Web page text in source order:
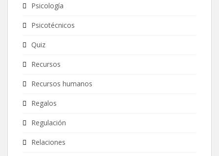
Psicología
Psicotécnicos
Quiz
Recursos
Recursos humanos
Regalos
Regulación
Relaciones